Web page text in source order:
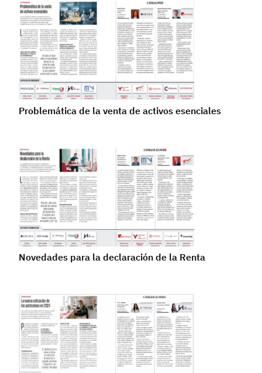
Problemática de la venta de activos esenciales
Novedades para la declaración de la Renta